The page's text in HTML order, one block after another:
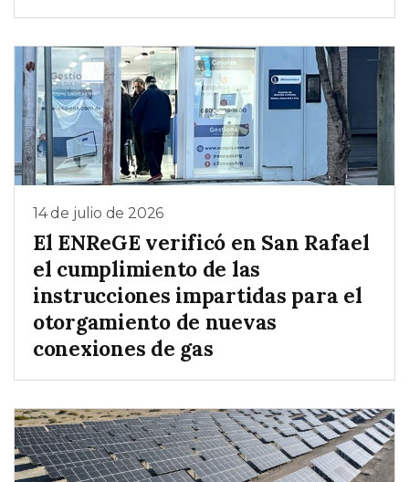
14 de julio de 2026
El ENReGE verificó en San Rafael
el cumplimiento de las
instrucciones impartidas para el
otorgamiento de nuevas
conexiones de gas